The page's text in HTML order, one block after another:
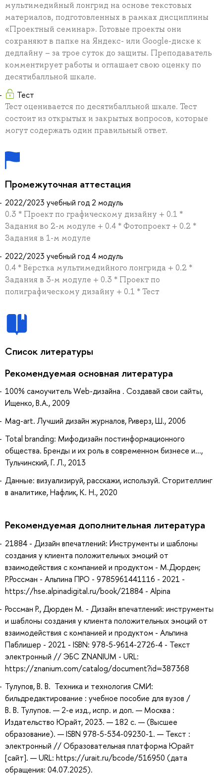
мультимедийный лонгрид на основе текстовых
материалов, подготовленных в рамках дисциплины
«Проектный семинар». Готовые проекты они
сохраняют в папке на Яндекс- или Google-диске к
дедлайну – за трое суток до защиты. Преподаватель
комментирует работы и оглашает свою оценку по
десятибалльной шкале.
Тест
Тест оценивается по десятибалльной шкале. Тест
состоит из открытых и закрытых вопросов, которые
могут содержать один правильный ответ.
Промежуточная аттестация
2022/2023 учебный год 2 модуль
0.3 * Проект по графическому дизайну + 0.1 *
Задания во 2-м модуле + 0.4 * Фотопроект + 0.2 *
Задания в 1-м модуле
2022/2023 учебный год 4 модуль
0.4 * Вёрстка мультимедийного лонгрида + 0.2 *
Задания в 3-м модуле + 0.3 * Проект по
полиграфическому дизайну + 0.1 * Тест
Список литературы
Рекомендуемая основная литература
100% самоучитель Web-дизайна . Создавай свои сайты,
Ищенко, В.А., 2009
Mag-art. Лучший дизайн журналов, Риверз, Ш., 2006
Total branding: Мифодизайн постинформационного
общества. Бренды и их роль в современном бизнесе и...,
Тульчинский, Г. Л., 2013
Данные: визуализируй, расскажи, используй. Сторителлинг
в аналитике, Нафлик, К. Н., 2020
Рекомендуемая дополнительная литература
21884 - Дизайн впечатлений: Инструменты и шаблоны
создания у клиента положительных эмоций от
взаимодействия с компанией и продуктом - М.Дюрден;
Р.Россман - Альпина ПРО - 9785961441116 - 2021 -
https://hse.alpinadigital.ru/book/21884 - Alpina
Россман Р., Дюрден М. - Дизайн впечатлений: инструменты
и шаблоны создания у клиента положительных эмоций от
взаимодействия с компанией и продуктом - Альпина
Паблишер - 2021 - ISBN: 978-5-9614-2726-4 - Текст
электронный // ЭБС ZNANIUM - URL:
https://znanium.com/catalog/document?id=387368
Тулупов, В. В. Техника и технология СМИ:
бильдредактирование : учебное пособие для вузов /
В. В. Тулупов. — 2-е изд., испр. и доп. — Москва :
Издательство Юрайт, 2023. — 182 с. — (Высшее
образование). — ISBN 978-5-534-09230-1. — Текст :
электронный // Образовательная платформа Юрайт
[сайт]. — URL: https://urait.ru/bcode/516950 (дата
обращения: 04.07.2025).